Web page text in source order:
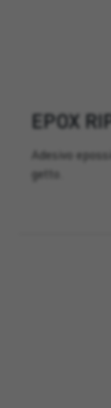
EPOX
Adesivo
getto.